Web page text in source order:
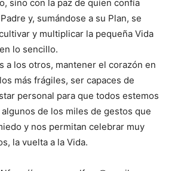
sino con la paz de quien confía
y, sumándose a su Plan, se
y multiplicar la pequeña Vida
lo sencillo.
a los otros, mantener el corazón en
más frágiles, ser capaces de
personal para que todos estemos
de los miles de gestos que
y nos permitan celebrar muy
la vuelta a la Vida.